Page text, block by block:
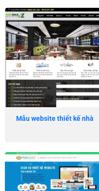
Mẫu website thiết kế nhà